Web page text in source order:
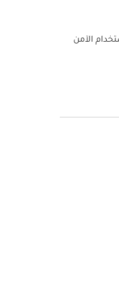
الآمن